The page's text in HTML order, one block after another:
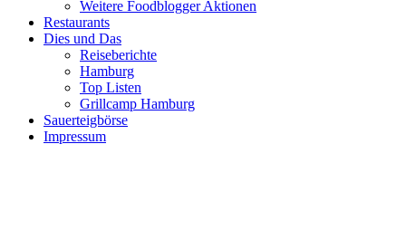
Weitere Foodblogger Aktionen
Restaurants
Dies und Das
Reiseberichte
Hamburg
Top Listen
Grillcamp Hamburg
Sauerteigbörse
Impressum